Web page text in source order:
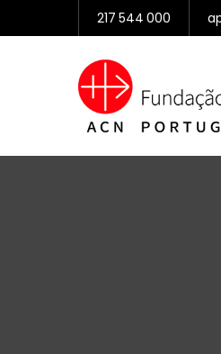
217 544 000